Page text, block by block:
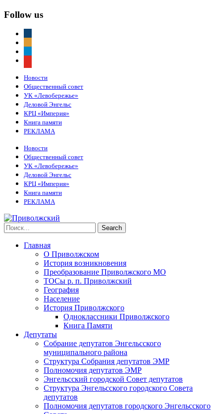
Follow us
Новости
Общественный совет
УК «Левобережье»
Деловой Энгельс
КРЦ «Империя»
Книга памяти
РЕКЛАМА
Новости
Общественный совет
УК «Левобережье»
Деловой Энгельс
КРЦ «Империя»
Книга памяти
РЕКЛАМА
Главная
О Приволжском
История возникновения
Преобразование Приволжского МО
ТОСы р. п. Приволжский
География
Население
История Приволжского
Одноклассники Приволжского
Книга Памяти
Депутаты
Собрание депутатов Энгельсского
муниципального района
Структура Собрания депутатов ЭМР
Полномочия депутатов ЭМР
Энгельсский городской Совет депутатов
Структура Энгельсского городского Совета
депутатов
Полномочия депутатов городского Энгельсского